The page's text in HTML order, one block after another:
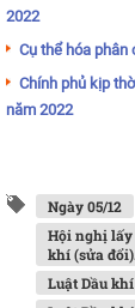
2022
Cụ thể hóa phân
Chính phủ kịp
năm 2022
Ngày 05/12
Hội nghị lấy
khí (sửa
Luật Dầu